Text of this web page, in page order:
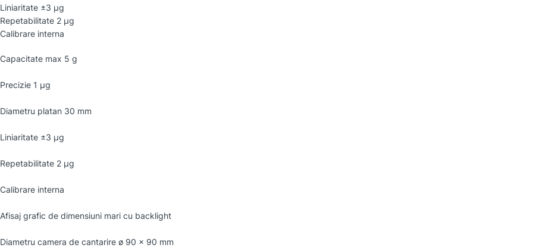
Liniaritate ±3 µg
Repetabilitate 2 µg
Calibrare interna
Capacitate max 5 g
Precizie 1 µg
Diametru platan 30 mm
Liniaritate ±3 µg
Repetabilitate 2 µg
Calibrare interna
Afisaj grafic de dimensiuni mari cu backlight
Diametru camera de cantarire ø 90 × 90 mm